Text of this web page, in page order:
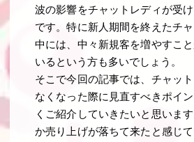
波の影響をチャットレディが受
です。特に新人期間を終えたチ
中には、中々新規客を増やすこ
いるという方も多いでしょう。
そこで今回の記事では、チャッ
なくなった際に見直すべきポイ
くご紹介していきたいと思いま
か売り上げが落ちて来たと感じ